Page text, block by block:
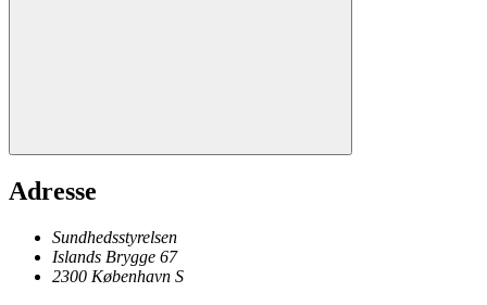
Adresse
Sundhedsstyrelsen
Islands Brygge 67
2300 København S